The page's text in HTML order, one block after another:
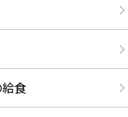
給食